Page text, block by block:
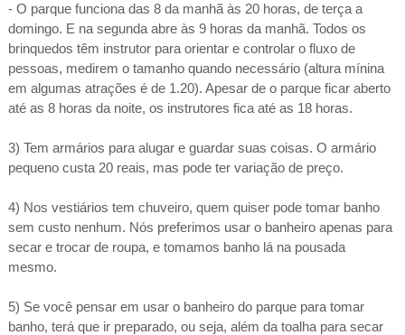
- O parque funciona das 8 da manhã às 20 horas, de terça a
domingo. E na segunda abre às 9 horas da manhã. Todos os
brinquedos têm instrutor para orientar e controlar o fluxo de
pessoas, medirem o tamanho quando necessário (altura mínina
em algumas atrações é de 1.20). Apesar de o parque ficar aberto
até as 8 horas da noite, os instrutores fica até as 18 horas.
3) Tem armários para alugar e guardar suas coisas. O armário
pequeno custa 20 reais, mas pode ter variação de preço.
4) Nos vestiários tem chuveiro, quem quiser pode tomar banho
sem custo nenhum. Nós preferimos usar o banheiro apenas para
secar e trocar de roupa, e tomamos banho lá na pousada
mesmo.
5) Se você pensar em usar o banheiro do parque para tomar
banho, terá que ir preparado, ou seja, além da toalha para secar